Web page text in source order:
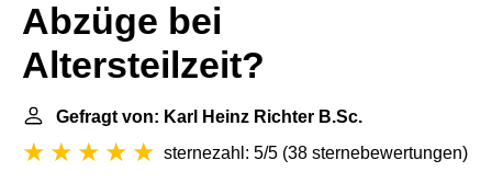
Abzüge bei
Altersteilzeit?
Gefragt von: Karl Heinz Richter B.Sc.
sternezahl: 5/5 (38 sternebewertungen)